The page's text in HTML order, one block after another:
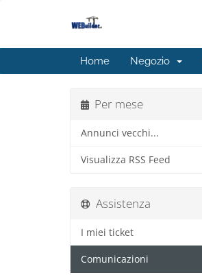
Home Negozio
Per mese
Annunci vecchi...
Visualizza RSS Feed
Assistenza
I miei ticket
Comunicazioni